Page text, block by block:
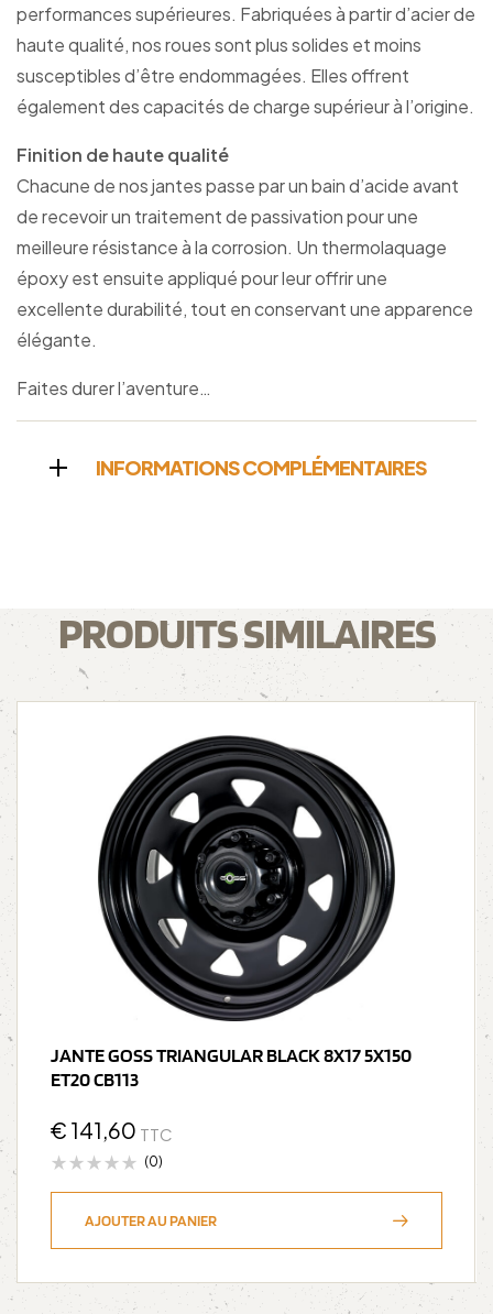
performances supérieures. Fabriquées à partir d’acier de
haute qualité, nos roues sont plus solides et moins
susceptibles d’être endommagées. Elles offrent
également des capacités de charge supérieur à l’origine.
Finition de haute qualité
Chacune de nos jantes passe par un bain d’acide avant
de recevoir un traitement de passivation pour une
meilleure résistance à la corrosion. Un thermolaquage
époxy est ensuite appliqué pour leur offrir une
excellente durabilité, tout en conservant une apparence
élégante.
Faites durer l’aventure…
INFORMATIONS COMPLÉMENTAIRES
PRODUITS SIMILAIRES
JANTE GOSS TRIANGULAR BLACK 8X17 5X150
ET20 CB113
€ 141,60 TTC
(0)
AJOUTER AU PANIER